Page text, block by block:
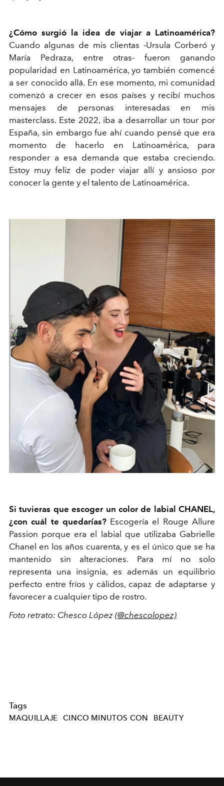
¿Cómo surgió la idea de viajar a Latinoamérica?
Cuando algunas de mis clientas -Ursula Corberó y
María Pedraza, entre otras- fueron ganando
popularidad en Latinoamérica, yo también comencé
a ser conocido allá. En ese momento, mi comunidad
comenzó a crecer en esos países y recibí muchos
mensajes de personas interesadas en mis
masterclass. Este 2022, iba a desarrollar un tour por
España, sin embargo fue ahí cuando pensé que era
momento de hacerlo en Latinoamérica, para
responder a esa demanda que estaba creciendo.
Estoy muy feliz de poder viajar allí y ansioso por
conocer la gente y el talento de Latinoamérica.
Si tuvieras que escoger un color de labial CHANEL,
¿con cuál te quedarías? Escogería el Rouge Allure
Passion porque era el labial que utilizaba Gabrielle
Chanel en los años cuarenta, y es el único que se ha
mantenido sin alteraciones. Para mí no solo
representa una insignia, es además un equilibrio
perfecto entre fríos y cálidos, capaz de adaptarse y
favorecer a cualquier tipo de rostro.
Foto retrato: Chesco López (@chescolopez)
Tags
MAQUILLAJE CINCO MINUTOS CON BEAUTY